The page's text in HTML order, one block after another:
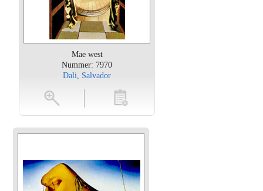
Mae west
Nummer: 7970
Dali, Salvador
toevoegen